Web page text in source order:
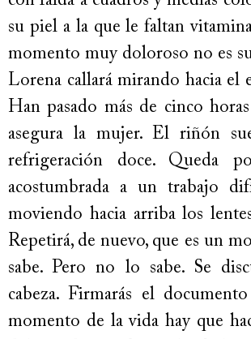
su piel a la que le faltan
momento muy doloroso no es
Lorena callará mirando hacia el
Han pasado más de cinco
asegura la mujer. El riñón
refrigeración doce. Queda
acostumbrada a un trabajo
moviendo hacia arriba los
Repetirá, de nuevo, que es un
sabe. Pero no lo sabe. Se
cabeza. Firmarás el
momento de la vida hay que